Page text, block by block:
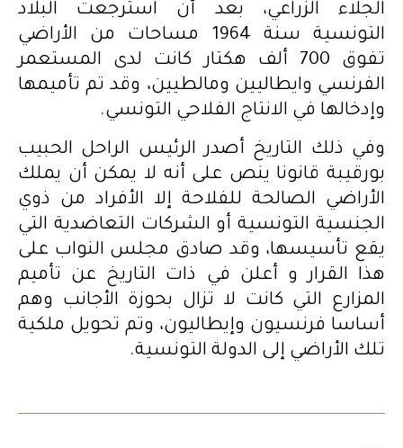
الجلاء الزراعي، بعد أن استرجعت البلاد
التونسية سنة 1964 مساحات من الأراضي
تفوق 700 ألف هكتار كانت لدى المستعمر
الفرنسي وايطاليين ومالطيين، وقد تم تأميمها
وإدخالها في الانتاج الفلاحي التونسي.
وفي ذلك التاريخ أصدر الرئيس الراحل الحبيب
بورقيبة قانونا ينص على أنه لا يمكن أن يملك
الأراضي الصالحة للفلاحة إلا الأفراد من ذوي
الجنسية التونسية أو الشركات التعاضدية التي
يقع تأسيسها، وقد صادق مجلس النواب على
هذا القرار و أعلن في ذات التاريخ عن تأميم
المزارع التي كانت لا تزال بحوزة الأجانب وهم
أساسا فرنسيون وإيطاليون، وتم تحويل ملكية
تلك الأراضي إلى الدولة التونسية.